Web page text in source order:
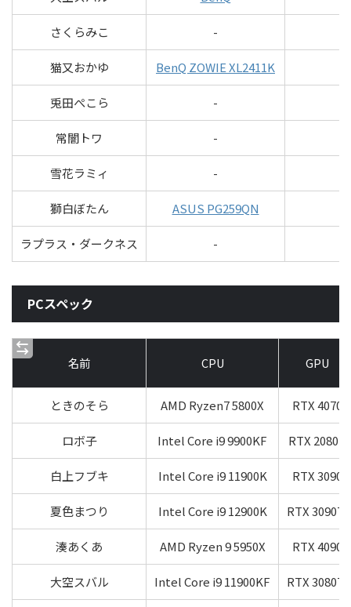
さくらみこ -
猫又おかゆ BenQ ZOWIE XL2411K
兎田ぺこら -
常闇トワ -
雪花ラミィ -
獅白ぼたん ASUS PG259QN
ラプラス・ダークネス -
PCスペック
名前 CPU GPU
ときのそら AMD Ryzen7 5800X RTX 4070
ロボ子 Intel Core i9 9900KF RTX 2080S
白上フブキ Intel Core i9 11900K RTX 3090
夏色まつり Intel Core i9 12900K RTX 3090Ti
湊あくあ AMD Ryzen 9 5950X RTX 4090
大空スバル Intel Core i9 11900KF RTX 3080Ti